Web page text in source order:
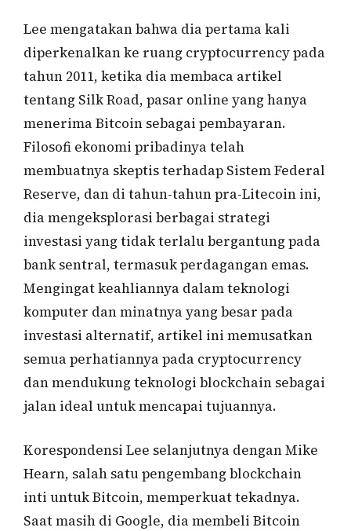
Lee mengatakan bahwa dia pertama kali
diperkenalkan ke ruang cryptocurrency pada
tahun 2011, ketika dia membaca artikel
tentang Silk Road, pasar online yang hanya
menerima Bitcoin sebagai pembayaran.
Filosofi ekonomi pribadinya telah
membuatnya skeptis terhadap Sistem Federal
Reserve, dan di tahun-tahun pra-Litecoin ini,
dia mengeksplorasi berbagai strategi
investasi yang tidak terlalu bergantung pada
bank sentral, termasuk perdagangan emas.
Mengingat keahliannya dalam teknologi
komputer dan minatnya yang besar pada
investasi alternatif, artikel ini memusatkan
semua perhatiannya pada cryptocurrency
dan mendukung teknologi blockchain sebagai
jalan ideal untuk mencapai tujuannya.
Korespondensi Lee selanjutnya dengan Mike
Hearn, salah satu pengembang blockchain
inti untuk Bitcoin, memperkuat tekadnya.
Saat masih di Google, dia membeli Bitcoin